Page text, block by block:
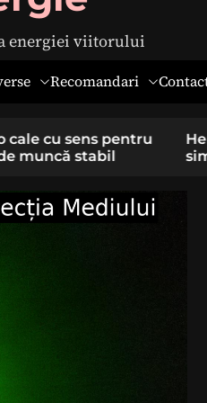
energiei viitorului
Recomandari
la adulți: cauze,
chirurgical